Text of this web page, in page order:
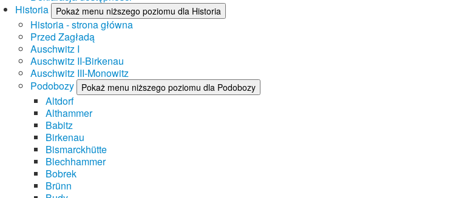
Historia
Pokaż menu niższego poziomu dla Historia
Historia - strona główna
Przed Zagładą
Auschwitz I
Auschwitz II-Birkenau
Auschwitz III-Monowitz
Podobozy
Pokaż menu niższego poziomu dla Podobozy
Altdorf
Althammer
Babitz
Birkenau
Bismarckhütte
Blechhammer
Bobrek
Brünn